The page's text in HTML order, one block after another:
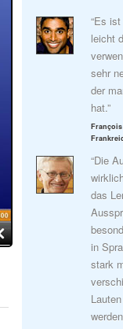
“Es
leicht
sehr
der
hat.”
“Die
das
in
stark